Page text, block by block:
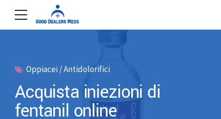
Oppiacei / Antidolorifici
Acquista iniezioni di
fentanil online